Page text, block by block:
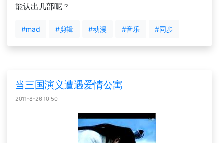
能认出几部呢？
#mad #剪辑 #动漫 #音乐 #同步
当三国演义遭遇爱情公寓
2011-8-26 10:50